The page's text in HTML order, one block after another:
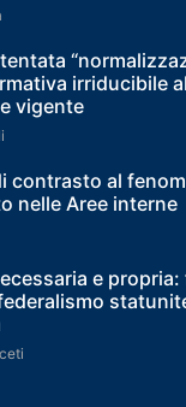
irriducibile
vigente
contrasto al
nelle Aree interne
e